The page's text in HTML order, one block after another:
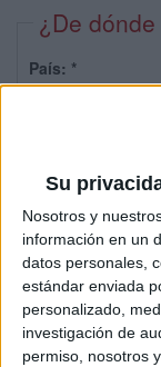
Su
Nosotros y
información en un
datos personales,
estándar enviada
personalizado,
investigación de
permiso, nosotros
¿De
País: *
Sobre ti
Soy:*
Chico